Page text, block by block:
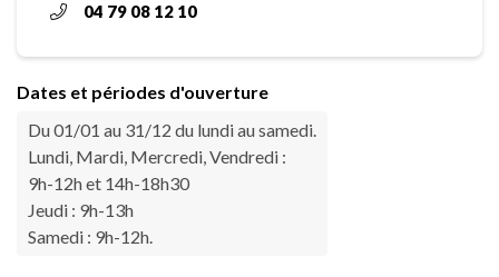
04 79 08 12 10
Dates et périodes d'ouverture
Du 01/01 au 31/12 du lundi au samedi.
Lundi, Mardi, Mercredi, Vendredi :
9h-12h et 14h-18h30
Jeudi : 9h-13h
Samedi : 9h-12h.